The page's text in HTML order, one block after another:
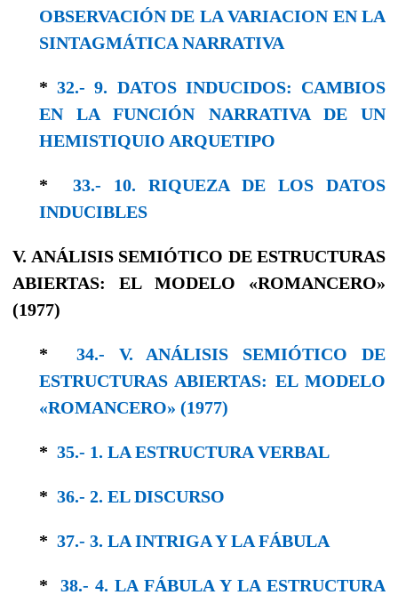
OBSERVACIÓN DE LA VARIACION EN LA
SINTAGMÁTICA NARRATIVA
*32.- 9. DATOS INDUCIDOS: CAMBIOS
EN LA FUNCIÓN NARRATIVA DE UN
HEMISTIQUIO ARQUETIPO
* 33.- 10. RIQUEZA DE LOS DATOS
INDUCIBLES
V. ANÁLISIS SEMIÓTICO DE ESTRUCTURAS
ABIERTAS: EL MODELO «ROMANCERO»
(1977)
* 34.- V. ANÁLISIS SEMIÓTICO DE
ESTRUCTURAS ABIERTAS: EL MODELO
«ROMANCERO» (1977)
* 35.- 1. LA ESTRUCTURA VERBAL
* 36.- 2. EL DISCURSO
* 37.- 3. LA INTRIGA Y LA FÁBULA
* 38.- 4. LA FÁBULA Y LA ESTRUCTURA